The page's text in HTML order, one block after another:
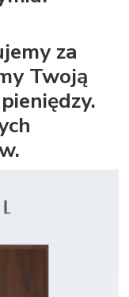
za
Twoją